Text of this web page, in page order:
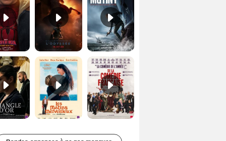
Les Matins merveilleux Bande-annonce VF De la Comédie-Française Teaser VF